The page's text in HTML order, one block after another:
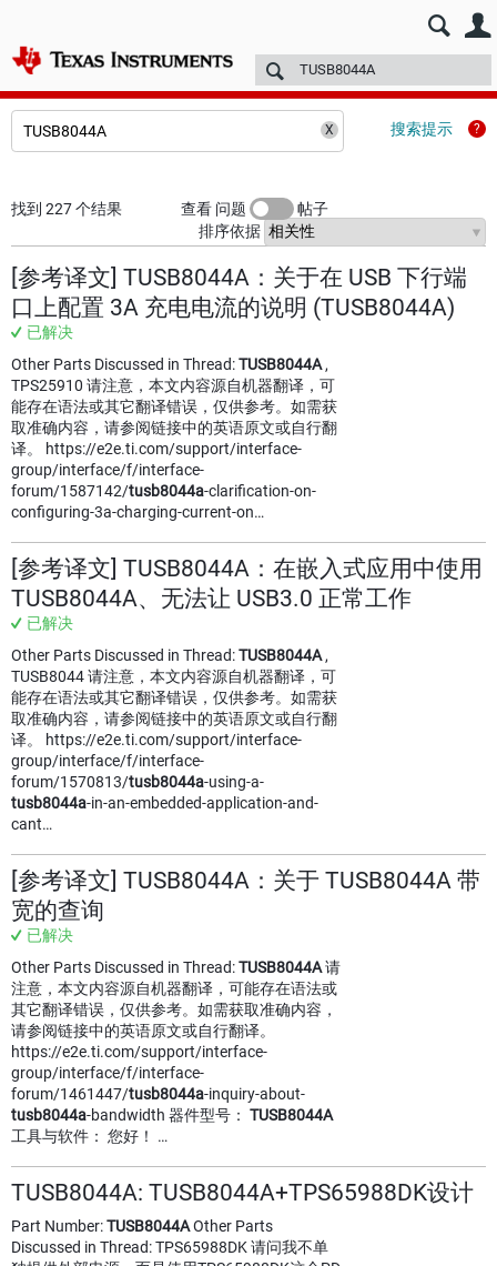
E2E™ 中文设计支持 > 技术文章 TI 培训
搜索提示
找到 227 个结果 查看 问题
帖子
排序依据
[参考译文] TUSB8044A：关于在 USB 下行端
口上配置 3A 充电电流的说明 (TUSB8044A)
已解决
Other Parts Discussed in Thread:TUSB8044A ,
TPS25910 请注意，本文内容源自机器翻译，可
能存在语法或其它翻译错误，仅供参考。如需获
取准确内容，请参阅链接中的英语原文或自行翻
译。 https://e2e.ti.com/support/interface-
group/interface/f/interface-
forum/1587142/tusb8044a-clarification-on-
configuring-3a-charging-current-on…
[参考译文] TUSB8044A：在嵌入式应用中使用
TUSB8044A、无法让 USB3.0 正常工作
已解决
Other Parts Discussed in Thread:TUSB8044A ,
TUSB8044 请注意，本文内容源自机器翻译，可
能存在语法或其它翻译错误，仅供参考。如需获
取准确内容，请参阅链接中的英语原文或自行翻
译。 https://e2e.ti.com/support/interface-
group/interface/f/interface-
forum/1570813/tusb8044a-using-a-
tusb8044a-in-an-embedded-application-and-
cant…
[参考译文] TUSB8044A：关于 TUSB8044A 带
宽的查询
已解决
Other Parts Discussed in Thread:TUSB8044A请
注意，本文内容源自机器翻译，可能存在语法或
其它翻译错误，仅供参考。如需获取准确内容，
请参阅链接中的英语原文或自行翻译。
https://e2e.ti.com/support/interface-
group/interface/f/interface-
forum/1461447/tusb8044a-inquiry-about-
tusb8044a-bandwidth 器件型号： TUSB8044A
工具与软件： 您好！ …
TUSB8044A: TUSB8044A+TPS65988DK设计
Part Number:TUSB8044AOther Parts
Discussed in Thread: TPS65988DK 请问我不单